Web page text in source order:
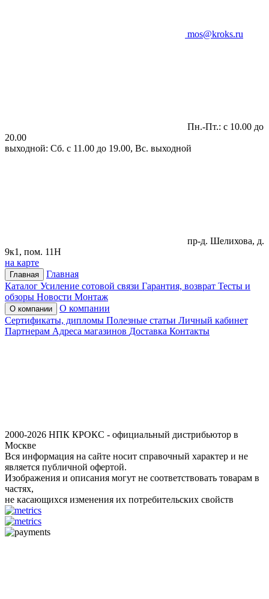
mos@kroks.ru
Пн.-Пт.: с 10.00 до
20.00
выходной: Сб. с 11.00 до 19.00, Вс. выходной
пр-д. Шелихова, д.
9к1, пом. 11Н
на карте
Главная
Главная
Каталог Усиление сотовой связи Гарантия, возврат Тесты и
обзоры Новости Монтаж
О компании
О компании
Сертификаты, дипломы Полезные статьи Личный кабинет
Партнерам Адреса магазинов Доставка Контакты
2000-2026 НПК КРОКС - официальный дистрибьютор в
Москве
Вся информация на сайте носит справочный характер и не
является публичной офертой.
Изображения и описания могут не соответствовать товарам в
частях,
не касающихся изменения их потребительских свойств